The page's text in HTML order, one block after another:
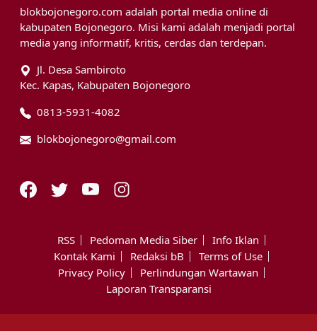
blokbojonegoro.com adalah portal media online di
kabupaten Bojonegoro. Misi kami adalah menjadi portal
media yang informatif, kritis, cerdas dan terdepan.
Jl. Desa Sambiroto
Kec. Kapas, Kabupaten Bojonegoro
0813-5931-4082
blokbojonegoro@gmail.com
RSS Pedoman Media Siber
Info Iklan
Kontak Kami
Redaksi bB
Terms of Use
Privacy Policy
Perlindungan Wartawan
Laporan Transparansi